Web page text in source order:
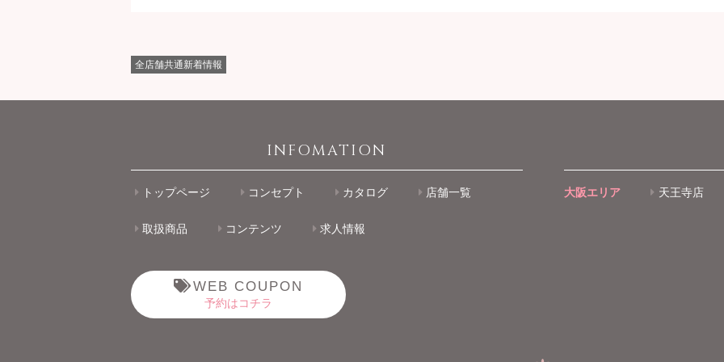
全店舗共通新着情報
INFOMATION
トップページ コンセプト カタログ 店舗一覧
取扱商品 コンテンツ 求人情報
WEB COUPON
予約はコチラ
大阪エリア 天王寺店